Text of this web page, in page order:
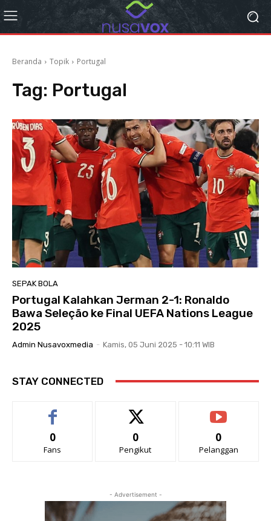
Beranda Topik Portugal
Tag: Portugal
SEPAK BOLA
Portugal Kalahkan Jerman 2-1: Ronaldo
Bawa Seleção ke Final UEFA Nations League
2025
Admin Nusavoxmedia - Kamis, 05 Juni 2025 - 10:11 WIB
STAY CONNECTED
0
Fans
0
Pengikut
0
Pelanggan
- Advertisement -